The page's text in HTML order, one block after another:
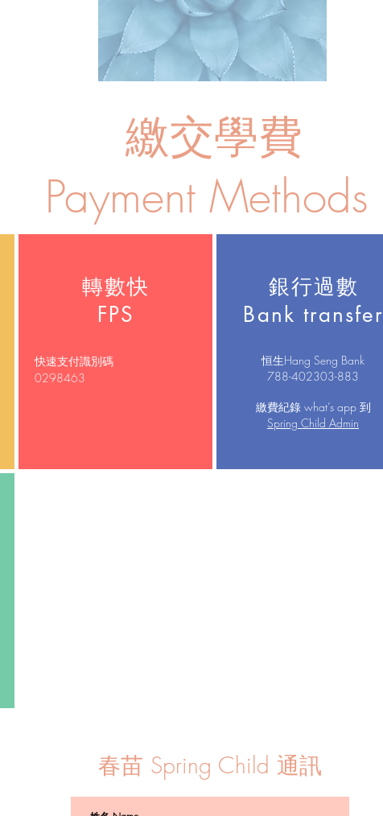
繳交學費
Payment Methods
轉數快
FPS
快速支付識別碼
0298463
銀行過數
Bank transfer
恒生Hang Seng Bank
788-402303-883
繳費紀錄 what’s app 到
Spring Child Admin
春苗 Spring Child 通訊